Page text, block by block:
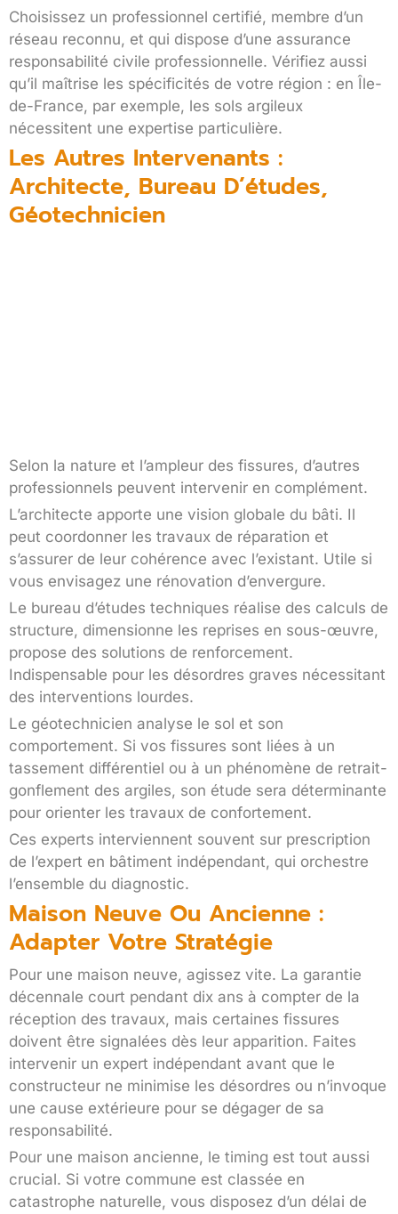
Choisissez un professionnel certifié, membre d’un
réseau reconnu, et qui dispose d’une assurance
responsabilité civile professionnelle. Vérifiez aussi
qu’il maîtrise les spécificités de votre région : en Île-
de-France, par exemple, les sols argileux
nécessitent une expertise particulière.
Les Autres Intervenants :
Architecte, Bureau D’études,
Géotechnicien
Selon la nature et l’ampleur des fissures, d’autres
professionnels peuvent intervenir en complément.
L’architecte apporte une vision globale du bâti. Il
peut coordonner les travaux de réparation et
s’assurer de leur cohérence avec l’existant. Utile si
vous envisagez une rénovation d’envergure.
Le bureau d’études techniques réalise des calculs de
structure, dimensionne les reprises en sous-œuvre,
propose des solutions de renforcement.
Indispensable pour les désordres graves nécessitant
des interventions lourdes.
Le géotechnicien analyse le sol et son
comportement. Si vos fissures sont liées à un
tassement différentiel ou à un phénomène de retrait-
gonflement des argiles, son étude sera déterminante
pour orienter les travaux de confortement.
Ces experts interviennent souvent sur prescription
de l’expert en bâtiment indépendant, qui orchestre
l’ensemble du diagnostic.
Maison Neuve Ou Ancienne :
Adapter Votre Stratégie
Pour une maison neuve, agissez vite. La garantie
décennale court pendant dix ans à compter de la
réception des travaux, mais certaines fissures
doivent être signalées dès leur apparition. Faites
intervenir un expert indépendant avant que le
constructeur ne minimise les désordres ou n’invoque
une cause extérieure pour se dégager de sa
responsabilité.
Pour une maison ancienne, le timing est tout aussi
crucial. Si votre commune est classée en
catastrophe naturelle, vous disposez d’un délai de